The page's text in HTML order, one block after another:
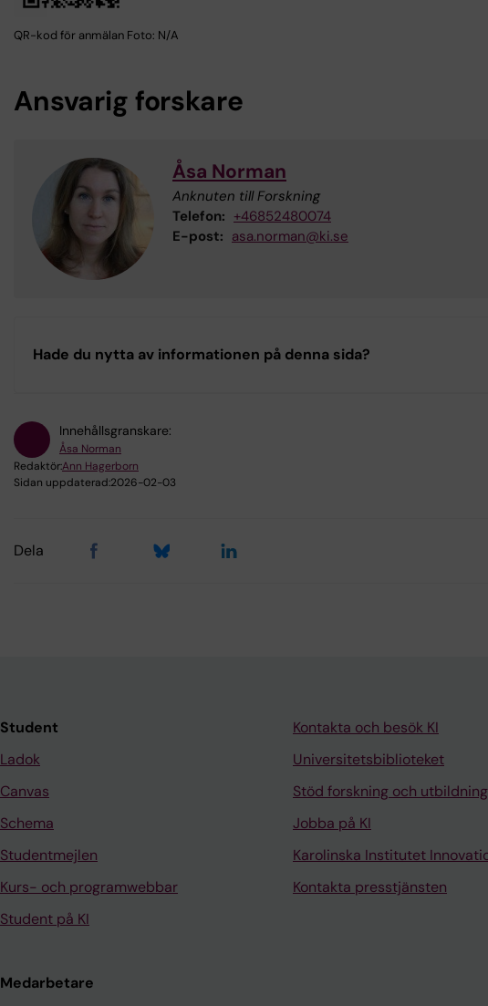
QR-kod för anmälan Foto: N/A
Ansvarig forskare
Åsa Norman
Anknuten till Forskning
Telefon: +46852480074
E-post: asa.norman@ki.se
Hade du nytta av informationen på denna sida?
Innehållsgranskare:
Åsa Norman
Redaktör:Ann Hagerborn
Sidan uppdaterad:2026-02-03
Dela
Student
Ladok
Canvas
Schema
Studentmejlen
Kurs- och programwebbar
Student på KI
Medarbetare
Kontakta och besök KI
Universitetsbiblioteket
Stöd forskning och utbildning
Jobba på KI
Karolinska Institutet
Kontakta presstjänsten